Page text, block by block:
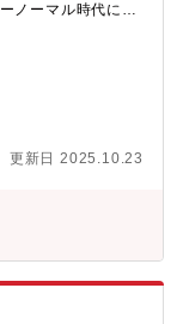
ノーマル時代に対
、OSAにおける
するチームとし
ス部門向け）
ージドサービス
～構築/テスト ※
、上記サービス
ティング/構築をご
向等に応じてアサ
。なお、所属は金
ロジェクトをご
更新日 2025.10.23